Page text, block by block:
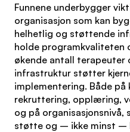
Funnene underbygger
organisasjon som kan
helhetlig og støttende
holde programkvaliteten
økende antall terapeuter
infrastruktur støtter
implementering. Både
rekruttering, opplæring,
og på organisasjonsnivå,
støtte og – ikke minst –